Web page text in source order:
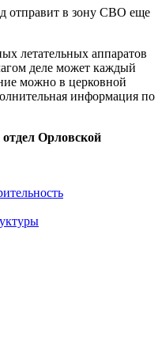
отправит в зону СВО еще
летательных аппаратов
деле может каждый
можно в церковной
информация по
Орловской